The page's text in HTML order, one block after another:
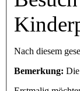
Nach diesem
Bemerkung: